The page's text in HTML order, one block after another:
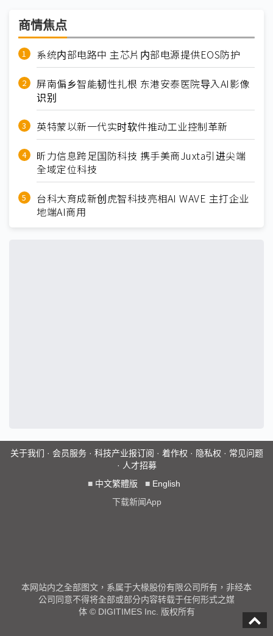
商情焦点
系统内部电路中 主芯片内部电源提供EOS防护
屏南偏乡智能韧性扎根 东港安泰医院导入AI影像
识别
英特蒙以新一代实时软件推动工业控制革新
昕力信息跨足国防科技 携手美商Juxta引进尖端
全域定位科技
台科大育成新创虎智科技亮相AI WAVE 主打企业
地端AI商用
关于我们 · 会员服务· 科技产业报订阅 · 着作权 · 隐私权 · 常见问题
· 人才招募
■ 中文繁體版 ■ English
下载新闻App
本网站内之全部图文，系属于大椽股份有限公司所有，非经本
公司同意不得将全部或部分内容转载于任何形式之媒
体 © DIGITIMES Inc. 版权所有